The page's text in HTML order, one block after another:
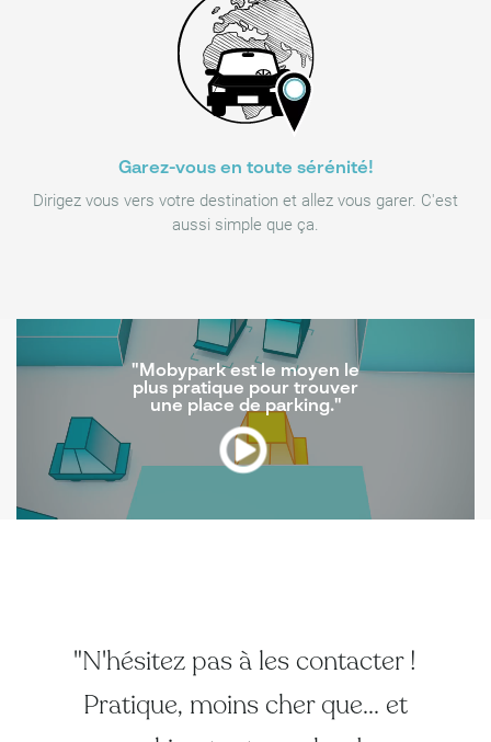
Garez-vous en toute sérénité!
Dirigez vous vers votre destination et allez vous garer. C'est
aussi simple que ça.
"Mobypark est le moyen le
plus pratique pour trouver
une place de parking."
"N'hésitez pas à les contacter !
Pratique, moins cher que... et